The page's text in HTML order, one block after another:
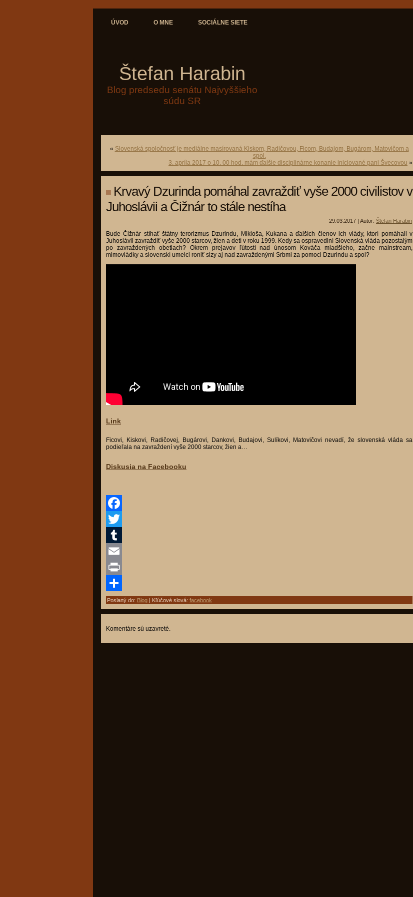
ÚVOD O MNE SOCIÁLNE SIETE
Štefan Harabin
Blog predsedu senátu Najvyššieho
súdu SR
« Slovenská spoločnosť je mediálne masírovaná Kiskom, Radičovou, Ficom, Budajom, Bugárom, Matovičom a
spol.
3. apríla 2017 o 10. 00 hod. mám ďalšie disciplinárne konanie iniciované pani Švecovou »
Krvavý Dzurinda pomáhal zavraždiť vyše 2000 civilistov v
Juhoslávii a Čižnár to stále nestíha
29.03.2017 | Autor: Štefan Harabin
Bude Čižnár stíhať štátny terorizmus Dzurindu, Mikloša, Kukana a ďalších členov ich vlády, ktorí pomáhali v
Juhoslávii zavraždiť vyše 2000 starcov, žien a detí v roku 1999. Kedy sa ospravedlní Slovenská vláda pozostalým
po zavraždených obetiach? Okrem prejavov ľútostí nad únosom Kováča mladšieho, začne mainstream,
mimovládky a slovenskí umelci roniť slzy aj nad zavraždenými Srbmi za pomoci Dzurindu a spol?
Link
Ficovi, Kiskovi, Radičovej, Bugárovi, Dankovi, Budajovi, Sulíkovi, Matovičovi nevadí, že slovenská vláda sa
podieľala na zavraždení vyše 2000 starcov, žien a…
Diskusia na Facebooku
Facebook
Twitter
Tumblr
Email
Print
Share
Poslaný do: Blog | Kľúčové slová: facebook
Komentáre sú uzavreté.